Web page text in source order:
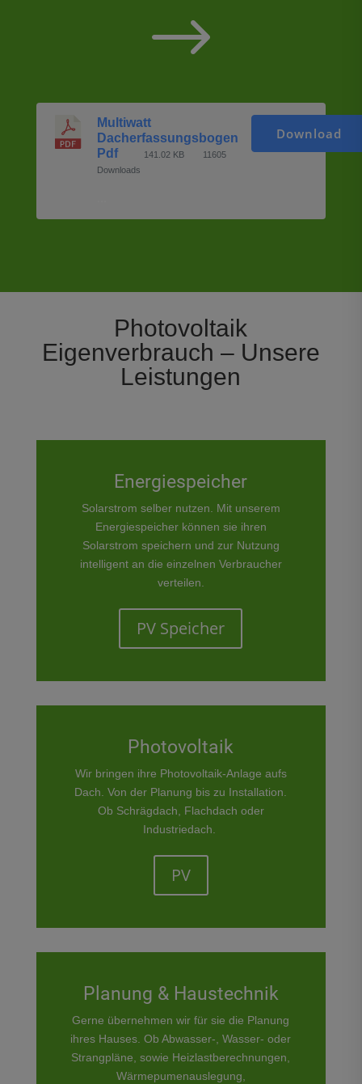
$
Multiwatt
Dacherfassungsbogen
Pdf
141.02 KB
11605
Downloads
Download
Photovoltaik
Eigenverbrauch – Unsere
Leistungen
Energiespeicher
Solarstrom selber nutzen. Mit unserem
Energiespeicher können sie ihren
Solarstrom speichern und zur Nutzung
intelligent an die einzelnen Verbraucher
verteilen.
PV Speicher
Photovoltaik
Wir bringen ihre Photovoltaik-Anlage aufs
Dach. Von der Planung bis zu Installation.
Ob Schrägdach, Flachdach oder
Industriedach.
PV
Planung & Haustechnik
Gerne übernehmen wir für sie die Planung
ihres Hauses. Ob Abwasser-, Wasser- oder
Strangpläne, sowie Heizlastberechnungen,
Wärmepumenauslegung,